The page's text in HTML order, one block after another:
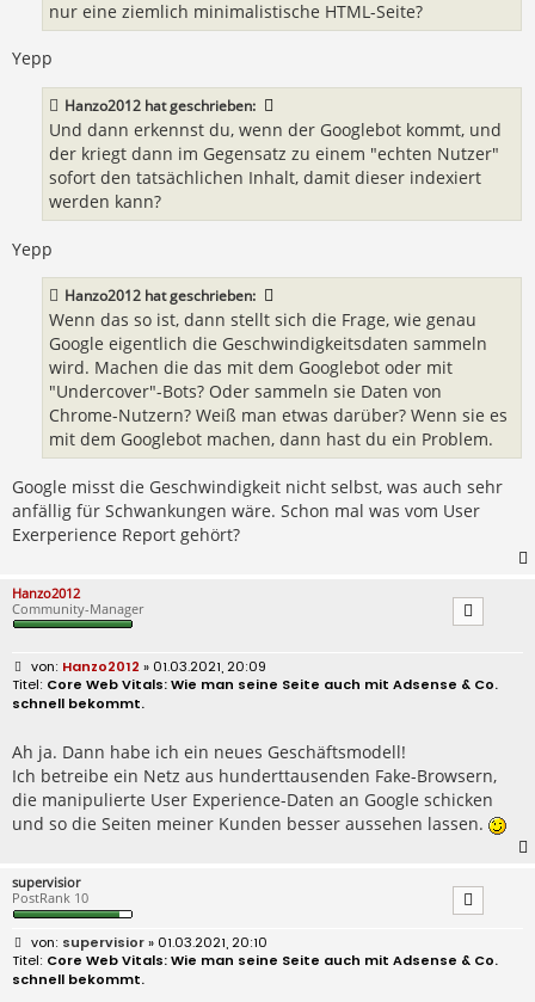
nur eine ziemlich minimalistische HTML-Seite?
Yepp
Hanzo2012 hat geschrieben:
Und dann erkennst du, wenn der Googlebot kommt, und
der kriegt dann im Gegensatz zu einem "echten Nutzer"
sofort den tatsächlichen Inhalt, damit dieser indexiert
werden kann?
Yepp
Hanzo2012 hat geschrieben:
Wenn das so ist, dann stellt sich die Frage, wie genau
Google eigentlich die Geschwindigkeitsdaten sammeln
wird. Machen die das mit dem Googlebot oder mit
"Undercover"-Bots? Oder sammeln sie Daten von
Chrome-Nutzern? Weiß man etwas darüber? Wenn sie es
mit dem Googlebot machen, dann hast du ein Problem.
Google misst die Geschwindigkeit nicht selbst, was auch sehr
anfällig für Schwankungen wäre. Schon mal was vom User
Exerperience Report gehört?
Hanzo2012
Community-Manager
B
e
t
a
g
Hanzo2012 » 01.03.2021, 20:09
Core Web Vitals: Wie man seine Seite auch mit Adsense & Co.
schnell bekommt.
Ah ja. Dann habe ich ein neues Geschäftsmodell!
Ich betreibe ein Netz aus hunderttausenden Fake-Browsern,
die manipulierte User Experience-Daten an Google schicken
und so die Seiten meiner Kunden besser aussehen lassen.
supervisior
PostRank 10
B
e
i
t
supervisior» 01.03.2021, 20:10
Core Web Vitals: Wie man seine Seite auch mit Adsense & Co.
schnell bekommt.